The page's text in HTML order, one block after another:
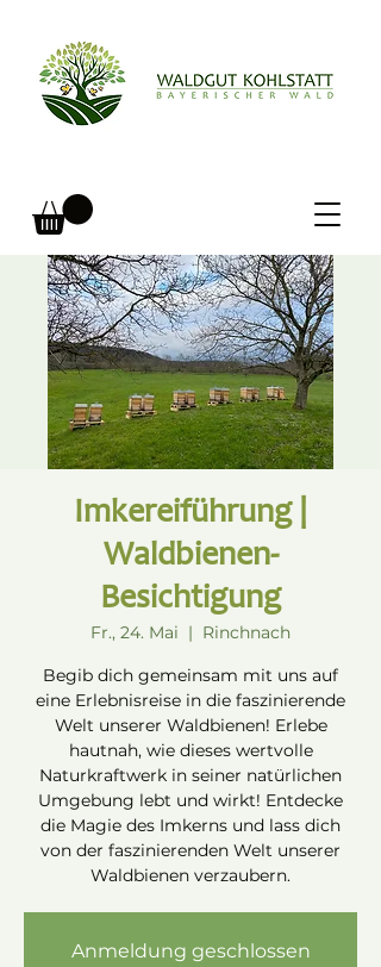
Imkereiführung |
Waldbienen-
Besichtigung
Fr., 24. Mai
  |
Rinchnach
Begib dich gemeinsam mit uns auf
eine Erlebnisreise in die faszinierende
Welt unserer Waldbienen! Erlebe
hautnah, wie dieses wertvolle
Naturkraftwerk in seiner natürlichen
Umgebung lebt und wirkt! Entdecke
die Magie des Imkerns und lass dich
von der faszinierenden Welt unserer
Waldbienen verzaubern.
Anmeldung geschlossen